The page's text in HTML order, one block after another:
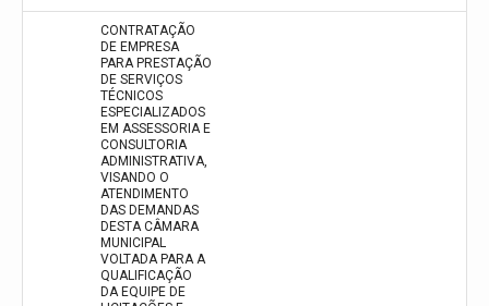
CONTRATAÇÃO
DE EMPRESA
PARA PRESTAÇÃO
DE SERVIÇOS
TÉCNICOS
ESPECIALIZADOS
EM ASSESSORIA E
CONSULTORIA
ADMINISTRATIVA,
VISANDO O
ATENDIMENTO
DAS DEMANDAS
DESTA CÂMARA
MUNICIPAL
VOLTADA PARA A
QUALIFICAÇÃO
DA EQUIPE DE